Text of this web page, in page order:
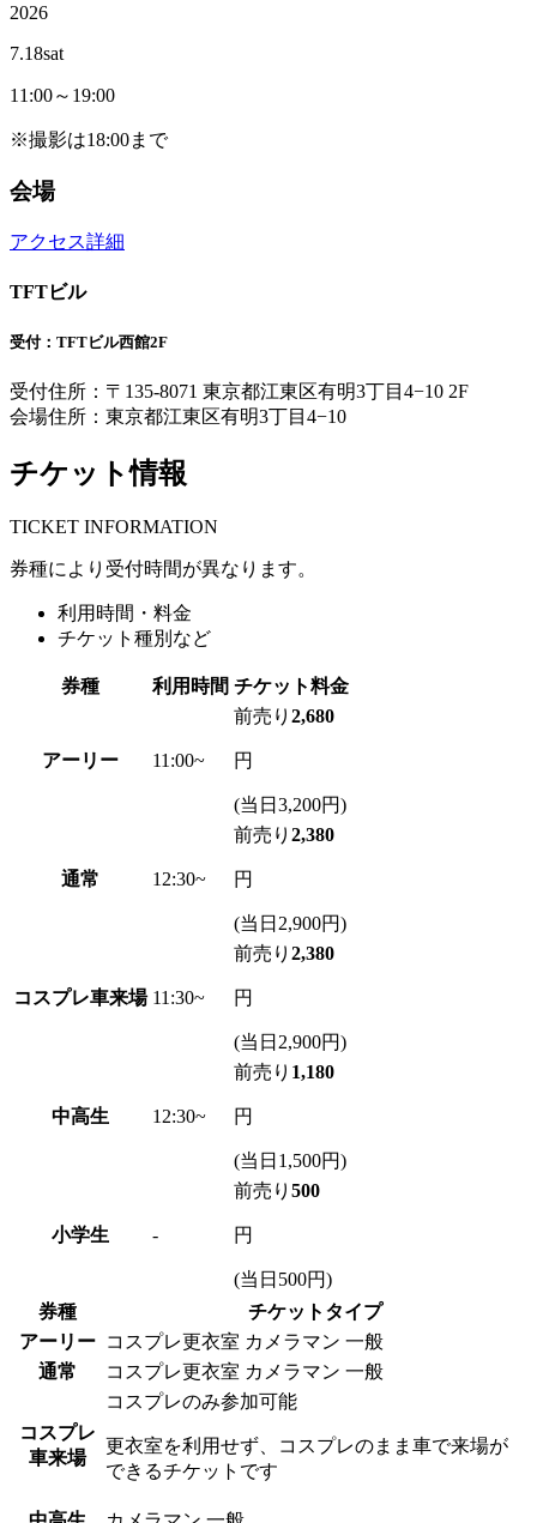
2026
7.18sat
11:00～19:00
※撮影は18:00まで
会場
アクセス詳細
TFTビル
受付：TFTビル西館2F
受付住所：〒135-8071 東京都江東区有明3丁目4−10 2F
会場住所：東京都江東区有明3丁目4−10
チケット情報
TICKET INFORMATION
券種により受付時間が異なります。
利用時間・料金
チケット種別など
券種 利用時間 チケット料金
アーリー 11:00~
前売り 2,680
円
(当日3,200円)
通常 12:30~
前売り 2,380
円
(当日2,900円)
コスプレ車来場 11:30~
前売り 2,380
円
(当日2,900円)
中高生 12:30~
前売り 1,180
円
(当日1,500円)
小学生 -
前売り 500
円
(当日500円)
券種
チケットタイプ
アーリー
コスプレ更衣室 カメラマン 一般
通常
コスプレ更衣室 カメラマン 一般
コスプレ
車来場
コスプレのみ参加可能
更衣室を利用せず、コスプレのまま車で来場が
できるチケットです